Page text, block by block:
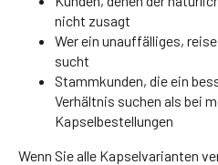
nicht zusagt
Wer ein unauffälliges,
sucht
Stammkunden, die ein
Verhältnis suchen als bei
Kapselbestellungen
Wenn Sie alle Kapselvarianten